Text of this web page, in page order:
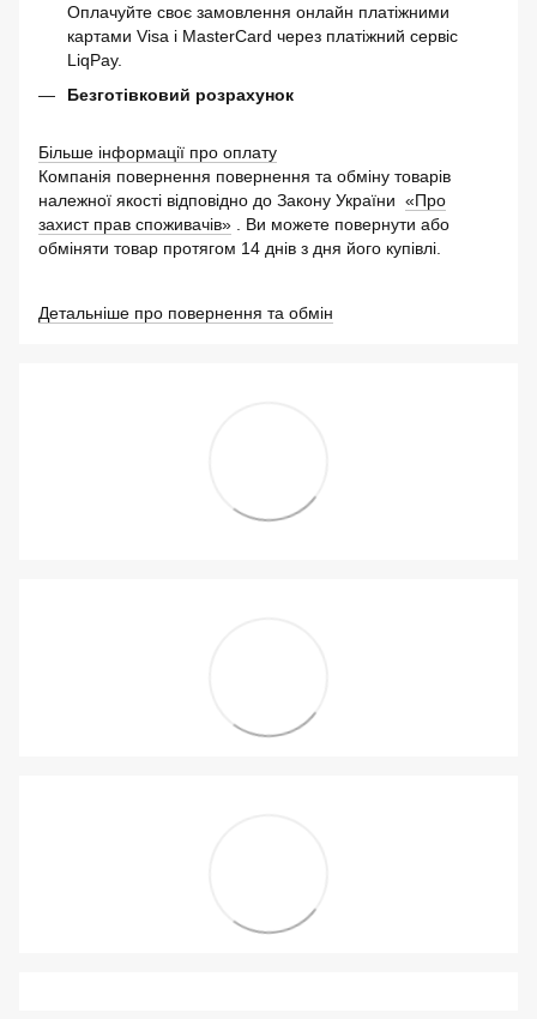
Оплачуйте своє замовлення онлайн платіжними
картами Visa і MasterCard через платіжний сервіс
LiqPay.
Безготівковий розрахунок
Більше інформації про оплату
Компанія повернення повернення та обміну товарів
належної якості відповідно до Закону України «Про
захист прав споживачів» . Ви можете повернути або
обміняти товар протягом 14 днів з дня його купівлі.
Детальніше про повернення та обмін